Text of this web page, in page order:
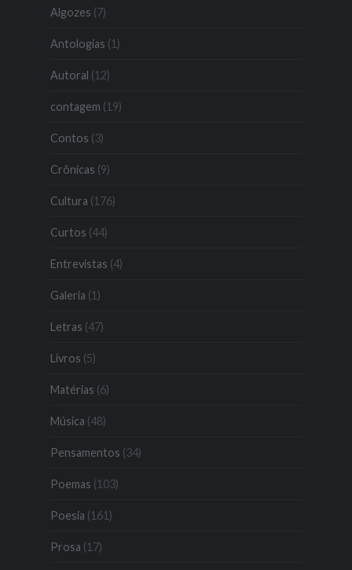
Algozes (7)
Antologias (1)
Autoral (12)
contagem (19)
Contos (3)
Crônicas (9)
Cultura (176)
Curtos (44)
Entrevistas (4)
Galeria (1)
Letras (47)
Livros (5)
Matérias (6)
Música (48)
Pensamentos (34)
Poemas (103)
Poesia (161)
Prosa (17)